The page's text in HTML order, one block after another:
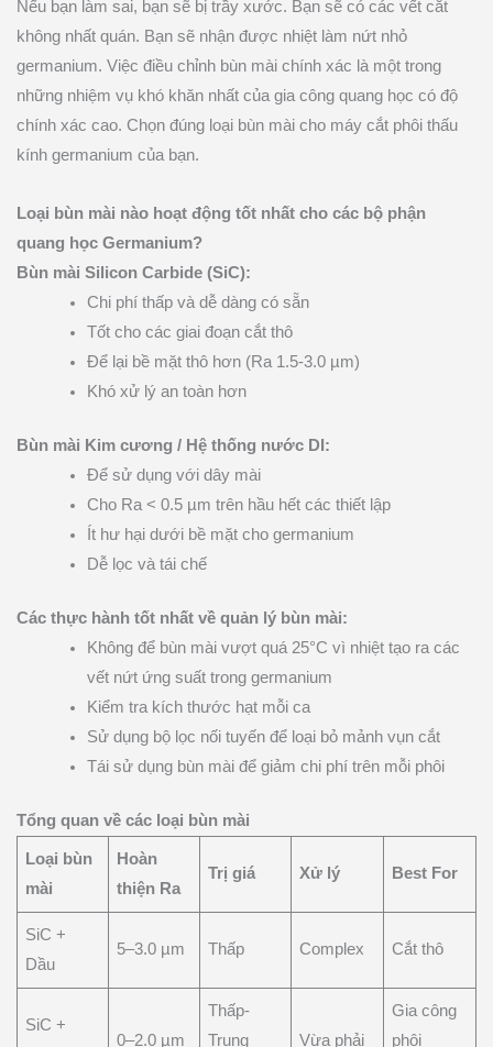
Nếu bạn làm sai, bạn sẽ bị trầy xước. Bạn sẽ có các vết cắt
không nhất quán. Bạn sẽ nhận được nhiệt làm nứt nhỏ
germanium. Việc điều chỉnh bùn mài chính xác là một trong
những nhiệm vụ khó khăn nhất của gia công quang học có độ
chính xác cao. Chọn đúng loại bùn mài cho máy cắt phôi thấu
kính germanium của bạn.
Loại bùn mài nào hoạt động tốt nhất cho các bộ phận
quang học Germanium?
Bùn mài Silicon Carbide (SiC):
Chi phí thấp và dễ dàng có sẵn
Tốt cho các giai đoạn cắt thô
Để lại bề mặt thô hơn (Ra 1.5-3.0 µm)
Khó xử lý an toàn hơn
Bùn mài Kim cương / Hệ thống nước DI:
Để sử dụng với dây mài
Cho Ra < 0.5 µm trên hầu hết các thiết lập
Ít hư hại dưới bề mặt cho germanium
Dễ lọc và tái chế
Các thực hành tốt nhất về quản lý bùn mài:
Không để bùn mài vượt quá 25°C vì nhiệt tạo ra các
vết nứt ứng suất trong germanium
Kiểm tra kích thước hạt mỗi ca
Sử dụng bộ lọc nối tuyến để loại bỏ mảnh vụn cắt
Tái sử dụng bùn mài để giảm chi phí trên mỗi phôi
Tổng quan về các loại bùn mài
Loại bùn
mài
Hoàn
thiện Ra
Trị giá Xử lý Best For
SiC +
Dầu
5–3.0 µm Thấp Complex Cắt thô
SiC +
0–2.0 µm
Thấp-
Trung
Vừa phải
Gia công
phôi